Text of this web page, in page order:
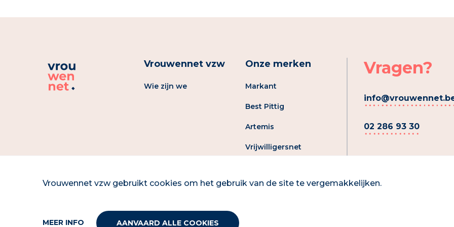
Vrouwennet vzw gebruikt cookies om het gebruik van de site te vergemakkelijken.
MEER INFO AANVAARD ALLE COOKIES
Vrouwennet vzw
Wie zijn we
Onze merken
Markant
Best Pittig
Artemis
Vrijwilligersnet
Vragen?
02 286 93 30